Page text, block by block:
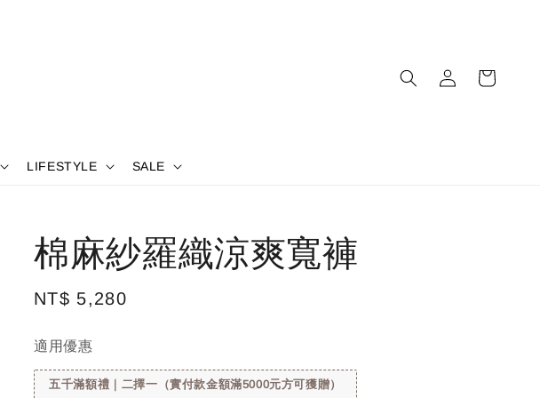
LIFESTYLE SALE
棉麻紗羅織涼爽寬褲
Regular
NT$ 5,280
適用優惠
五千滿額禮｜二擇一（實付款金額滿5000元方可獲贈）